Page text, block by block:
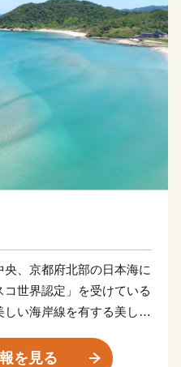
、京都府北部の日本海に
世界認定」を受けている
しい海岸線を有する美しい
の生産量は日本一を誇り
を見る